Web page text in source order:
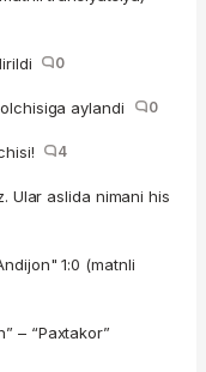
0
aylandi 0
4
Ular aslida nimani his
1:0 (matnli
– “Paxtakor”